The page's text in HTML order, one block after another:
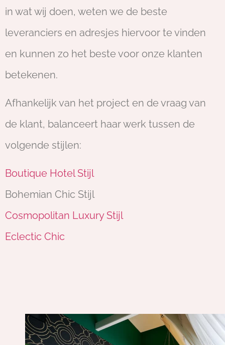
in wat wij doen, weten we de beste
leveranciers en adresjes hiervoor te vinden
en kunnen zo het beste voor onze klanten
betekenen.
Afhankelijk van het project en de vraag van
de klant, balanceert haar werk tussen de
volgende stijlen:
Boutique Hotel Stijl
Bohemian Chic Stijl
Cosmopolitan Luxury Stijl
Eclectic Chic